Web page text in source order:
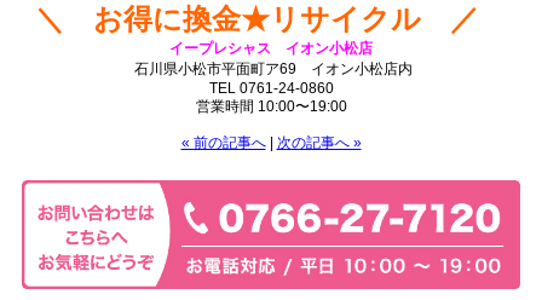
＼ お得に換金★リサイクル ／
イープレシャス イオン小松店
石川県小松市平面町ア69 イオン小松店内
TEL 0761-24-0860
営業時間 10:00〜19:00
« 前の記事へ| 次の記事へ »